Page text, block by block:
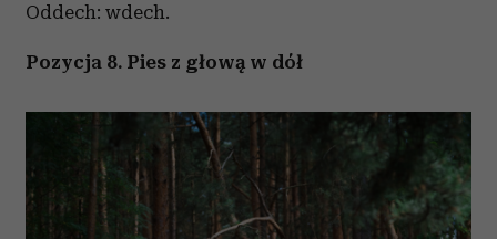
Oddech: wdech.
Pozycja 8. Pies z głową w dół